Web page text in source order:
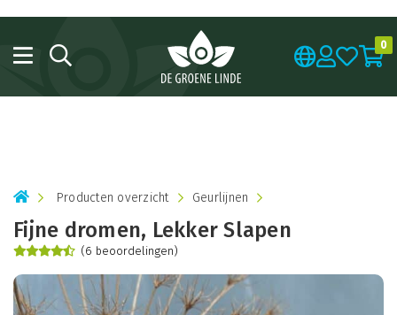
0
Producten overzicht Geurlijnen
Fijne dromen, Lekker Slapen
(6 beoordelingen)